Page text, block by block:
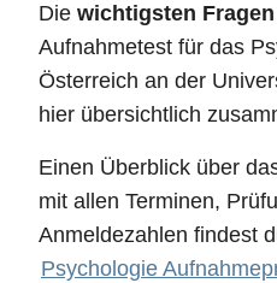
Die wichtigsten Fragen
Aufnahmetest für das
Österreich an der
hier übersichtlich
Einen Überblick über
mit allen Terminen,
Anmeldezahlen findest
Psychologie